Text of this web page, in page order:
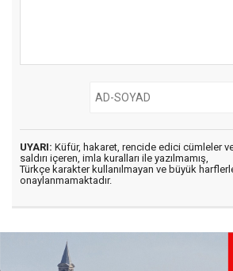
UYARI: Küfür, hakaret, rencide edici cümleler
saldırı içeren, imla kuralları ile yazılmamış,
Türkçe karakter kullanılmayan ve büyük
onaylanmamaktadır.